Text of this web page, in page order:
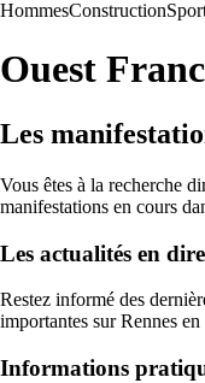
HommesConstruction
Ouest
Les
Vous êtes à la recherche
manifestations en cours
Les actualités en
Restez informé des
importantes sur Rennes
Informations